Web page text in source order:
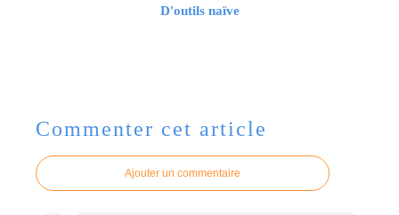
D'outils naïve
Commenter cet article
Ajouter un commentaire